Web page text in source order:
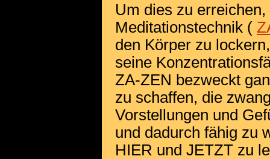
Um dies zu
Meditationstechnik (
den Körper zu
seine
ZA-ZEN bezweckt
zu schaffen, die
Vorstellungen und
und dadurch fähig zu
HIER und JETZT zu